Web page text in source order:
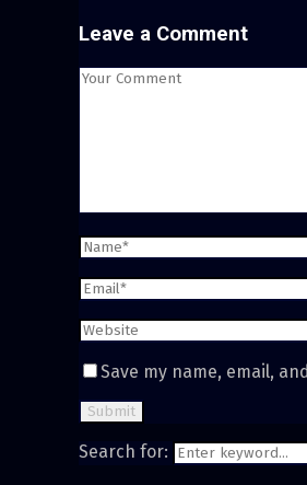
Leave a Comment
Save my name, email,
Search for: